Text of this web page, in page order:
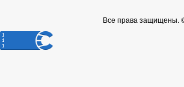
Все права защищены.